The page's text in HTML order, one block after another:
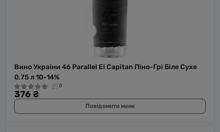
Вино України 46 Parallel El Capitan Піно-Грі Біле Сухе
0.75 л 10-14%
0
376 ₴
Повідомити мене